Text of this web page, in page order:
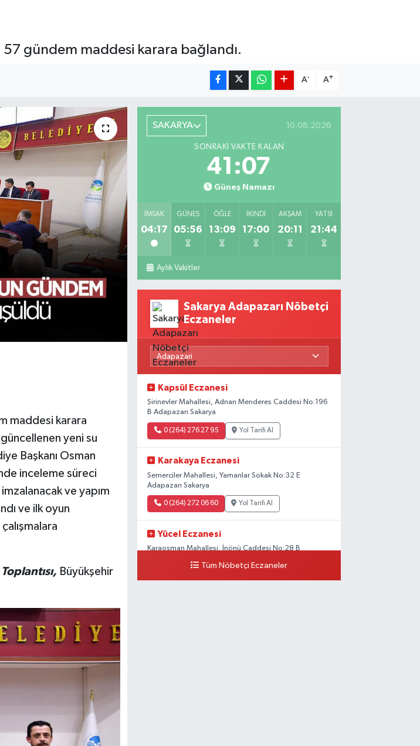
57 gündem maddesi karara bağlandı.
A- A+
maddesi karara
güncellenen yeni su
Başkanı Osman
inceleme süreci
ve yapım
ve ilk oyun
Büyükşehir
SAKARYA 10.08.2026
SONRAKI VAKTE KALAN
41:06
Güneş Namazı
İMSAK
04:17
GÜNEŞ
05:56
ÖĞLE
13:09
İKINDI
17:00
AKŞAM
20:11
YATSI
21:44
Aylık Vakitler
Sakarya Adapazarı Nöbetçi
Eczaneler
Kapsül Eczanesi
Şirinevler Mahallesi, Adnan Menderes Caddesi No:196
B Adapazarı Sakarya
0 (264) 276 27 95 Yol Tarifi Al
Karakaya Eczanesi
Semerciler Mahallesi, Yamanlar Sokak No:32 E
Adapazarı Sakarya
0 (264) 272 06 60 Yol Tarifi Al
Yücel Eczanesi
Karaosman Mahallesi, İnönü Caddesi No:28 B
Tüm Nöbetçi Eczaneler